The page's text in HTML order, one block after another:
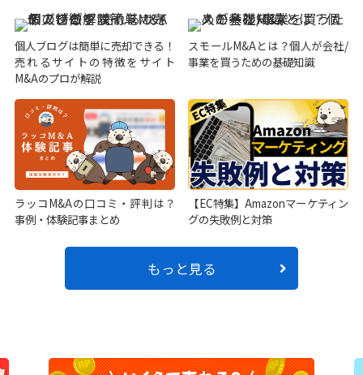
個人ブログは簡単に売却できる！
売れるサイトの特徴をサイト
M&Aのプロが解説
スモールM&Aとは？個人が会社/
事業を買うための基礎知識
ラッコM&Aの口コミ・評判は？
事例・体験記事まとめ
【EC特集】Amazonマーケティン
グの失敗例と対策
もっと見る